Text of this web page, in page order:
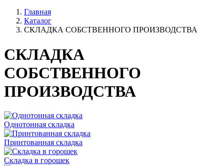
Главная
Каталог
СКЛАДКА СОБСТВЕННОГО ПРОИЗВОДСТВА
СКЛАДКА
СОБСТВЕННОГО
ПРОИЗВОДСТВА
Однотонная складка
Принтованная складка
Складка в горошек